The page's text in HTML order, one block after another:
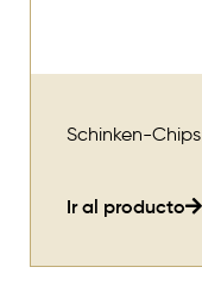
Schinken-Chips
Ir al producto